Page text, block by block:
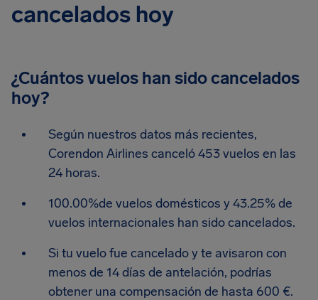
cancelados hoy
¿Cuántos vuelos han sido cancelados
hoy?
Según nuestros datos más recientes,
Corendon Airlines canceló 453 vuelos en las
24 horas.
100.00%de vuelos domésticos y 43.25% de
vuelos internacionales han sido cancelados.
Si tu vuelo fue cancelado y te avisaron con
menos de 14 días de antelación, podrías
obtener una compensación de hasta 600 €.